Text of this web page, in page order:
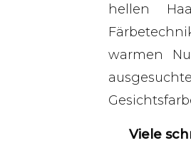
hellen
warmen
Viele